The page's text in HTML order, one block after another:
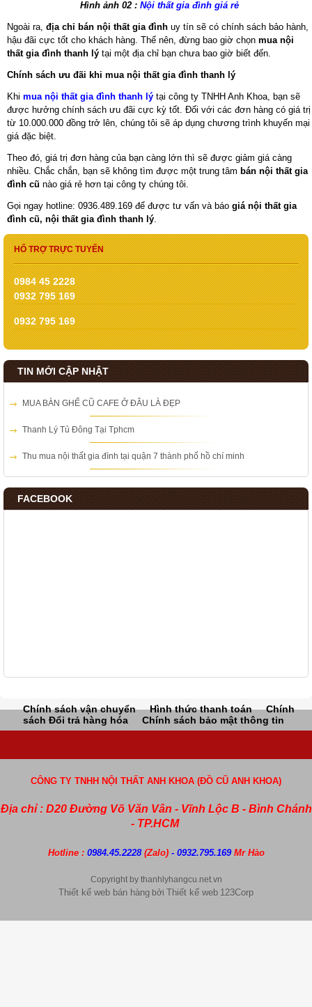
Hình ảnh 02 : Nội thất gia đình giá rẻ
Ngoài ra, địa chỉ bán nội thất gia đình uy tín sẽ có chính sách bảo hành,
hậu đãi cực tốt cho khách hàng. Thế nên, đừng bao giờ chọn mua nội
thất gia đình thanh lý tại một địa chỉ bạn chưa bao giờ biết đến.
Chính sách ưu đãi khi mua nội thất gia đình thanh lý
Khi mua nội thất gia đình thanh lý tại công ty TNHH Anh Khoa, bạn sẽ
được hưởng chính sách ưu đãi cực kỳ tốt. Đối với các đơn hàng có giá trị
từ 10.000.000 đồng trở lên, chúng tôi sẽ áp dụng chương trình khuyến mại
giá đặc biệt.
Theo đó, giá trị đơn hàng của bạn càng lớn thì sẽ được giảm giá càng
nhiều. Chắc chắn, bạn sẽ không tìm được một trung tâm bán nội thất gia
đình cũ nào giá rẻ hơn tại công ty chúng tôi.
Gọi ngay hotline: 0936.489.169 để được tư vấn và báo giá nội thất gia
đình cũ, nội thất gia đình thanh lý
HỔ TRỢ TRỰC TUYẾN
0984 45 2228
0932 795 169
0932 795 169
TIN MỚI CẬP NHẬT
MUA BÀN GHẾ CŨ CAFE Ở ĐÂU LÀ ĐẸP
Thanh Lý Tủ Đông Tại Tphcm
Thu mua nội thất gia đình tại quận 7 thành phố hồ chí minh
FACEBOOK
Chính sách vận chuyển Hình thức thanh toán
Chính
sách Đổi trả hàng hóa
Chính sách bảo mật thông tin
CÔNG TY TNHH NỘI THẤT ANH KHOA (ĐỒ CŨ ANH KHOA)
Địa chỉ : D20 Đường Võ Văn Vân - Vĩnh Lộc B - Bình Chánh
- TP.HCM
Hotline : 0984.45.2228 (Zalo) - 0932.795.169 Mr Hào
Copyright by thanhlyhangcu.net.vn
Thiết kế web bán hàng bởi Thiết kế web 123Corp